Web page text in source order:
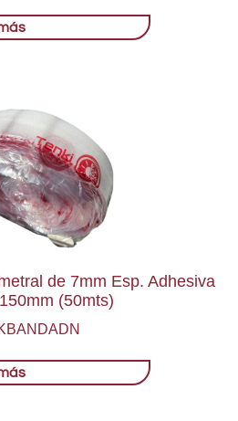
de 7mm Esp. Adhesiva
(50mts)